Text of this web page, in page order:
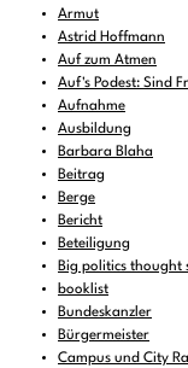
Armut
Astrid Hoffmann
Auf zum Atmen
Auf's Podest: Sind
Aufnahme
Ausbildung
Barbara Blaha
Beitrag
Berge
Bericht
Beteiligung
Big politics thought
booklist
Bundeskanzler
Bürgermeister
Campus und City